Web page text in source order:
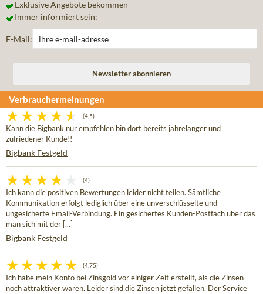
Exklusive Angebote bekommen
Immer informiert sein:
E-Mail:
Verbrauchermeinungen
(4,5)
Kann die Bigbank nur empfehlen bin dort bereits jahrelanger und
zufriedener Kunde!!
Bigbank Festgeld
(4)
Ich kann die positiven Bewertungen leider nicht teilen. Sämtliche
Kommunikation erfolgt lediglich über eine unverschlüsselte und
ungesicherte Email-Verbindung. Ein gesichertes Kunden-Postfach über das
man sich mit der [...]
Bigbank Festgeld
(4,75)
Ich habe mein Konto bei Zinsgold vor einiger Zeit erstellt, als die Zinsen
noch attraktiver waren. Leider sind die Zinsen jetzt gefallen. Der Service